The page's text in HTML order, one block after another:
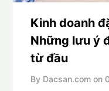
Kinh doanh
Những lưu ý
từ đầu
By Dacsan.com on